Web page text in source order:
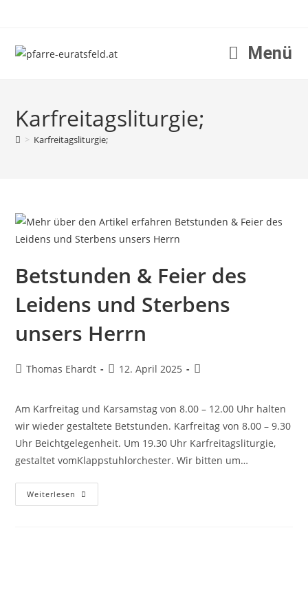
Menü
Karfreitagsliturgie;
> Karfreitagsliturgie;
Betstunden & Feier des
Leidens und Sterbens
unsers Herrn
Thomas Ehardt 12. April 2025
Am Karfreitag und Karsamstag von 8.00 – 12.00 Uhr halten
wir wieder gestaltete Betstunden. Karfreitag von 8.00 – 9.30
Uhr Beichtgelegenheit. Um 19.30 Uhr Karfreitagsliturgie,
gestaltet vomKlappstuhlorchester. Wir bitten um…
Weiterlesen